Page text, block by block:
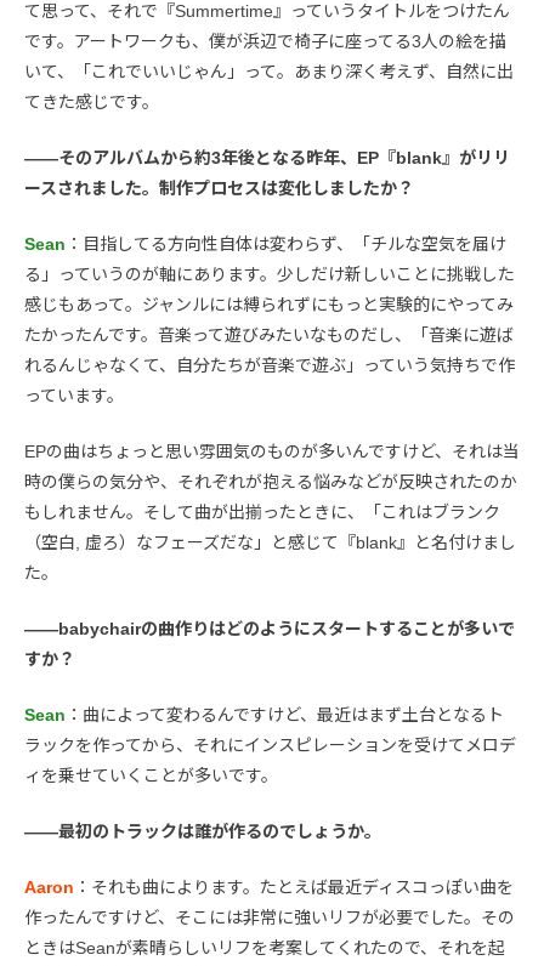
て思って、それで『Summertime』っていうタイトルをつけたん
です。アートワークも、僕が浜辺で椅子に座ってる3人の絵を描
いて、「これでいいじゃん」って。あまり深く考えず、自然に出
てきた感じです。
――そのアルバムから約3年後となる昨年、EP『blank』がリリ
ースされました。制作プロセスは変化しましたか？
Sean ：目指してる方向性自体は変わらず、「チルな空気を届け
る」っていうのが軸にあります。少しだけ新しいことに挑戦した
感じもあって。ジャンルには縛られずにもっと実験的にやってみ
たかったんです。音楽って遊びみたいなものだし、「音楽に遊ば
れるんじゃなくて、自分たちが音楽で遊ぶ」っていう気持ちで作
っています。
EPの曲はちょっと思い雰囲気のものが多いんですけど、それは当
時の僕らの気分や、それぞれが抱える悩みなどが反映されたのか
もしれません。そして曲が出揃ったときに、「これはブランク
（空白, 虚ろ）なフェーズだな」と感じて『blank』と名付けまし
た。
――babychairの曲作りはどのようにスタートすることが多いで
すか？
Sean ：曲によって変わるんですけど、最近はまず土台となるト
ラックを作ってから、それにインスピレーションを受けてメロデ
ィを乗せていくことが多いです。
――最初のトラックは誰が作るのでしょうか。
Aaron ：それも曲によります。たとえば最近ディスコっぽい曲を
作ったんですけど、そこには非常に強いリフが必要でした。その
ときはSeanが素晴らしいリフを考案してくれたので、それを起